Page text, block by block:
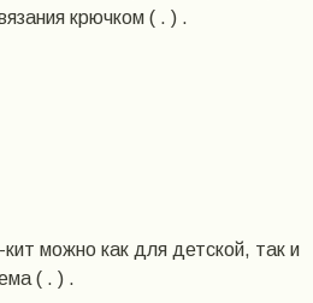
крючком ( . ) .
можно как для детской, так и
( . ) .